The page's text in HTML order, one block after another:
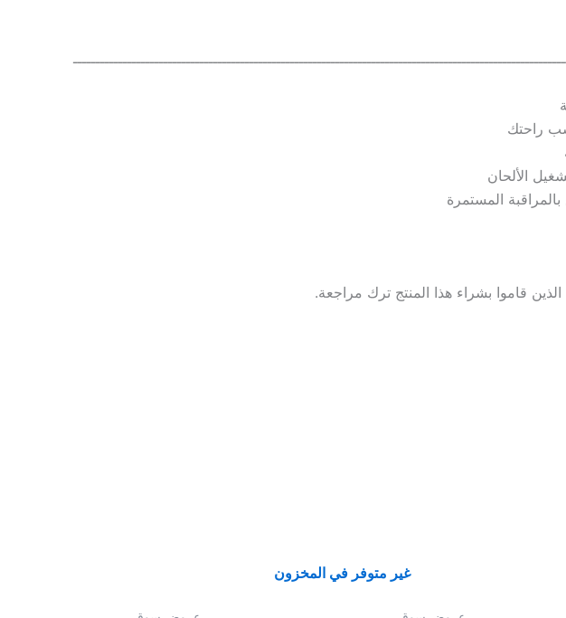
راحتك
الألحان
المستمرة
قاموا بشراء هذا المنتج ترك مراجعة.
غير متوفر في المخزون